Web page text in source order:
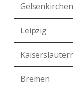
Gelsenkirchen
Leipzig
Bremen